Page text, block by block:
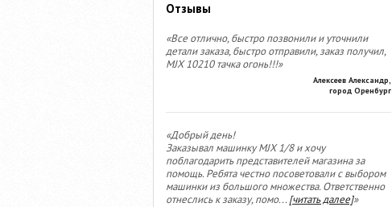
Отзывы
«Все отлично, быстро позвонили и уточнили
детали заказа, быстро отправили, заказ получил,
MJX 10210 тачка огонь!!!»
Алексеев Александр,
город Оренбург
«Добрый день!
Заказывал машинку MJX 1/8 и хочу
поблагодарить представителей магазина за
помощь. Ребята честно посоветовали с выбором
машинки из большого множества. Ответственно
отнеслись к заказу, помо...[читать далее]»